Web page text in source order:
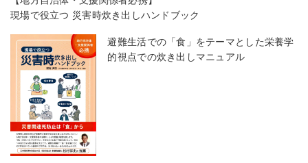
現場で役立つ 災害時炊き出しハンドブック
避難生活での「食」をテーマとした栄養学
的視点での炊き出しマニュアル